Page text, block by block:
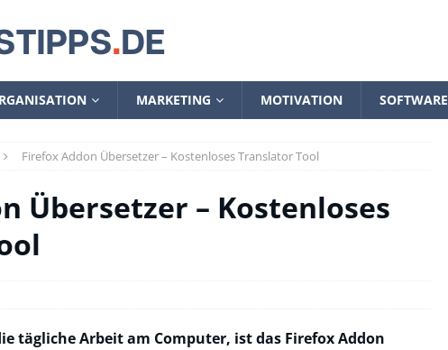
MARKETING MOTIVATION SOFTWARE
Firefox Addon Übersetzer – Kostenloses Translator Tool
Übersetzer – Kostenloses
tägliche Arbeit am Computer, ist das Firefox Addon